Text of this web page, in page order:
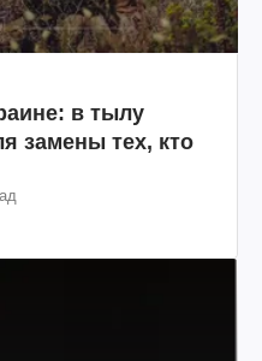
в тылу
замены тех, кто